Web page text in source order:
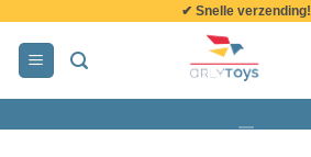
inhoud
✔ Snelle verzending!